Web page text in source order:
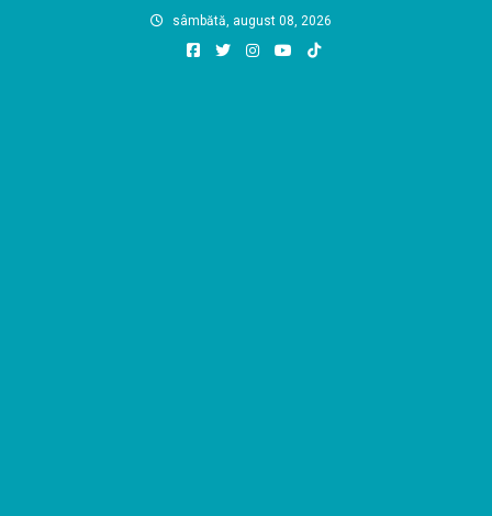
sâmbătă, august 08, 2026